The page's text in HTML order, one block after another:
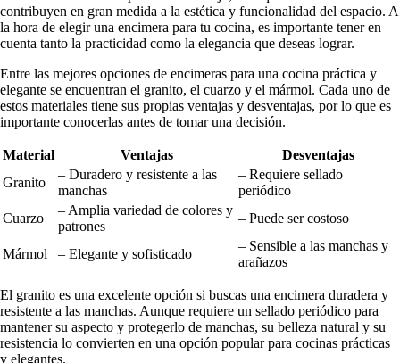
contribuyen en gran medida a la estética y funcionalidad del espacio. A
la hora de elegir una encimera para tu cocina, es importante tener en
cuenta tanto la practicidad como la elegancia que deseas lograr.
Entre las mejores opciones de encimeras para una cocina práctica y
elegante se encuentran el granito, el cuarzo y el mármol. Cada uno de
estos materiales tiene sus propias ventajas y desventajas, por lo que es
importante conocerlas antes de tomar una decisión.
Material Ventajas
Desventajas
Granito
– Duradero y resistente a las
manchas
– Requiere sellado
periódico
Cuarzo
– Amplia variedad de colores y
patrones
– Puede ser costoso
Mármol – Elegante y sofisticado
– Sensible a las manchas y
arañazos
El granito es una excelente opción si buscas una encimera duradera y
resistente a las manchas. Aunque requiere un sellado periódico para
mantener su aspecto y protegerlo de manchas, su belleza natural y su
resistencia lo convierten en una opción popular para cocinas prácticas
y elegantes.